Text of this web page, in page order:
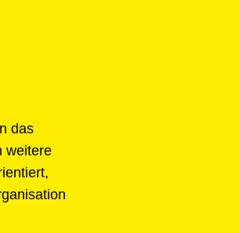
das
weitere